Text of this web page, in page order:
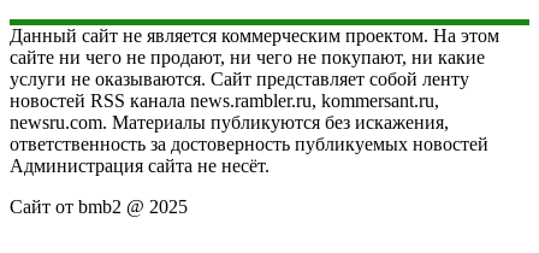
Данный сайт не является коммерческим проектом. На этом
сайте ни чего не продают, ни чего не покупают, ни какие
услуги не оказываются. Сайт представляет собой ленту
новостей RSS канала news.rambler.ru, kommersant.ru,
newsru.com. Материалы публикуются без искажения,
ответственность за достоверность публикуемых новостей
Администрация сайта не несёт.
Сайт от bmb2 @ 2025